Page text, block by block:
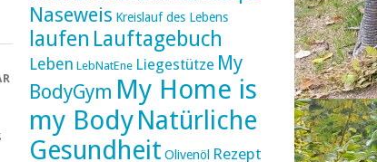
Naseweis Kreislauf des Lebens
laufen Lauftagebuch
Leben LebNatEne Liegestütze My
BodyGym My Home is
my Body Natürliche
Gesundheit Olivenöl Rezept